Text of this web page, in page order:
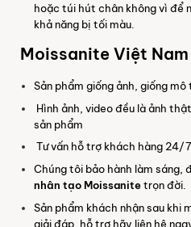
hoặc túi hút chân không vì để
khả năng bị tối màu.
Moissanite Việt
Sản phẩm giống ảnh, giống mô
Hình ảnh, video đều là ảnh
sản phẩm
Tư vấn hỗ trợ khách hàng 24/7
Chúng tôi bảo hành làm sáng,
nhân tạo Moissanitetrọn đời.
Sản phẩm khách nhận sau khi
giải đáp, hỗ trợ hãy liên hệ